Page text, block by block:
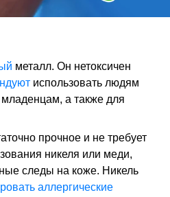
металл. Он нетоксичен
использовать людям
младенцам, а также для
прочное и не требует
никеля или меди,
следы на коже. Никель
аллергические